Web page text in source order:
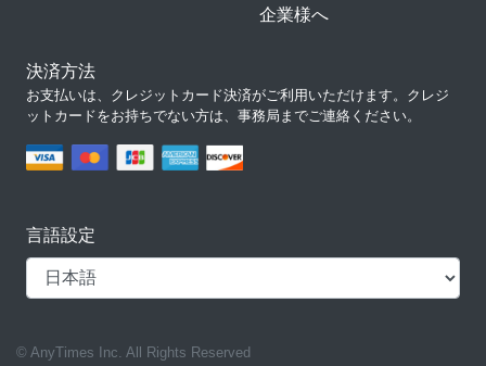
企業様へ
決済方法
お支払いは、クレジットカード決済がご利用いただけます。クレジ
ットカードをお持ちでない方は、事務局までご連絡ください。
言語設定
© AnyTimes Inc. All Rights Reserved